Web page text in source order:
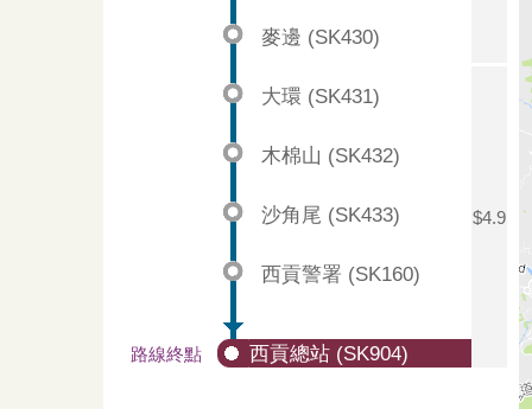
麥邊 (SK430)
大環 (SK431)
$4.9
木棉山 (SK432)
沙角尾 (SK433)
西貢警署 (SK160)
路線終點 西貢總站 (SK904)